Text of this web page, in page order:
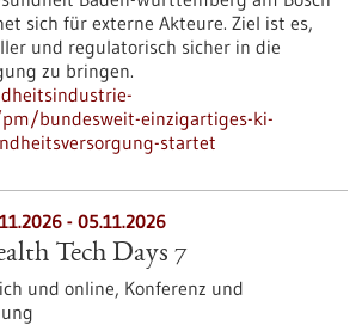
sich für externe Akteure. Ziel ist es,
und regulatorisch sicher in die
zu bringen.
bundesweit-einzigartiges-ki-
startet
- 05.11.2026
Tech Days 7
und online, Konferenz und